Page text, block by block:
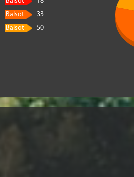
Balsot
33
Balsot
50